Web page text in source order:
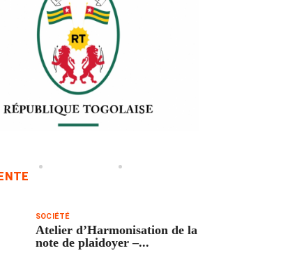
SOCIÉTÉ
Atelier d’Harmonisation de la
note de plaidoyer –...